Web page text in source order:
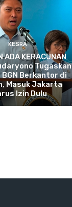
KESRA
ADA KERACUNAN
Tugaskan
Berkantor di
Masuk Jakarta
Izin Dulu